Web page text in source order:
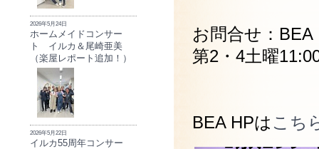
2026年5月24日
ホームメイドコンサー
ト イルカ＆尾崎亜美
（楽屋レポート追加！）
2026年5月22日
イルカ55周年コンサー
お問合せ：
第2・4土曜
BEA HPは こち